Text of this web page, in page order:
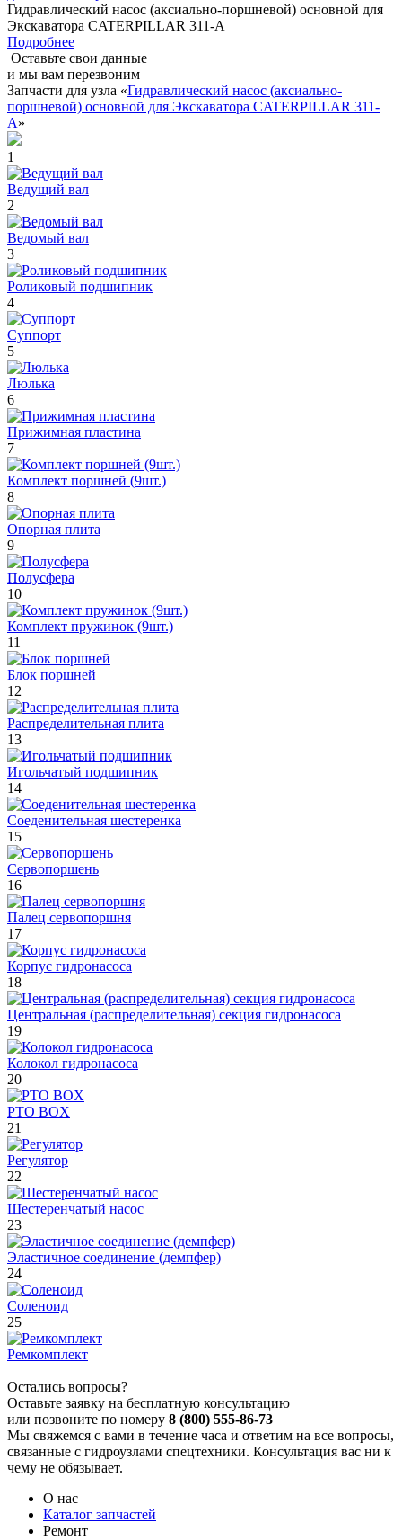
Гидравлический насос (аксиально-поршневой) основной для
Экскаватора CATERPILLAR 311-A
Подробнее
Оставьте свои данные
и мы вам перезвоним
Запчасти для узла «Гидравлический насос (аксиально-
поршневой) основной для Экскаватора CATERPILLAR 311-
A»
1
Ведущий вал
2
Ведомый вал
3
Роликовый подшипник
4
Суппорт
5
Люлька
6
Прижимная пластина
7
Комплект поршней (9шт.)
8
Опорная плита
9
Полусфера
10
Комплект пружинок (9шт.)
11
Блок поршней
12
Распределительная плита
13
Игольчатый подшипник
14
Соеденительная шестеренка
15
Сервопоршень
16
Палец сервопоршня
17
Корпус гидронасоса
18
Центральная (распределительная) секция гидронасоса
19
Колокол гидронасоса
20
PTO BOX
21
Регулятор
22
Шестеренчатый насос
23
Эластичное соединение (демпфер)
24
Соленоид
25
Ремкомплект
Остались вопросы?
Оставьте заявку на бесплатную консультацию
или позвоните по номеру 8 (800) 555-86-73
Мы свяжемся с вами в течение часа и ответим на все вопросы,
связанные с гидроузлами спецтехники. Консультация вас ни к
чему не обязывает.
О нас
Каталог запчастей
Ремонт